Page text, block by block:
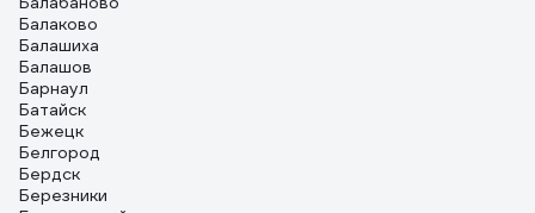
Балаково
Балашиха
Балашов
Барнаул
Батайск
Бежецк
Белгород
Бердск
Березники